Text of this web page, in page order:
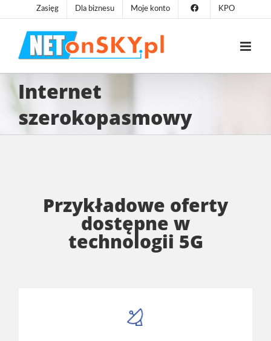
do
zawartości
Zasięg Dla biznesu Moje konto KPO
Internet
szerokopasmowy
Przykładowe oferty
dostępne w
technologii 5G